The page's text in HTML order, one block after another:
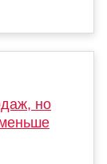
но